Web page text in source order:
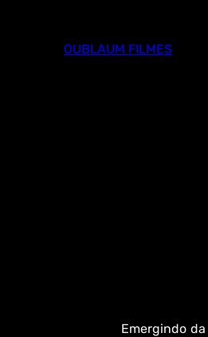
OUBLAUM FILMES
Emergindo